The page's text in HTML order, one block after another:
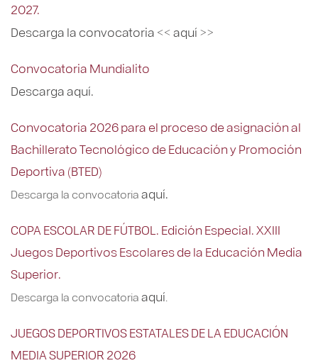
2027.
Descarga la convocatoria << aquí >>
Convocatoria Mundialito
Descarga aquí.
Convocatoria 2026 para el proceso de asignación al
Bachillerato Tecnológico de Educación y Promoción
Deportiva (BTED)
Descarga la convocatoriaaquí.
COPA ESCOLAR DE FÚTBOL. Edición Especial. XXIII
Juegos Deportivos Escolares de la Educación Media
Superior.
Descarga la convocatoriaaquí
JUEGOS DEPORTIVOS ESTATALES DE LA EDUCACIÓN
MEDIA SUPERIOR 2026